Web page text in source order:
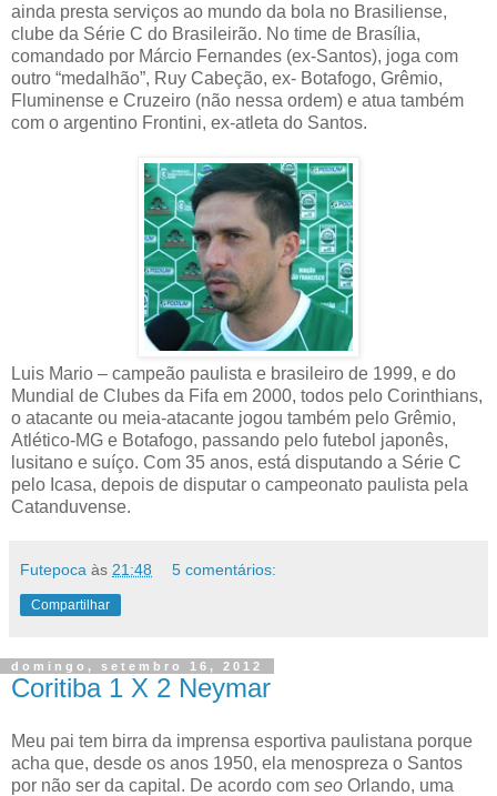
ainda presta serviços ao mundo da bola no Brasiliense,
clube da Série C do Brasileirão. No time de Brasília,
comandado por Márcio Fernandes (ex-Santos), joga com
outro “medalhão”, Ruy Cabeção, ex- Botafogo, Grêmio,
Fluminense e Cruzeiro (não nessa ordem) e atua também
com o argentino Frontini, ex-atleta do Santos.
Luis Mario – campeão paulista e brasileiro de 1999, e do
Mundial de Clubes da Fifa em 2000, todos pelo Corinthians,
o atacante ou meia-atacante jogou também pelo Grêmio,
Atlético-MG e Botafogo, passando pelo futebol japonês,
lusitano e suíço. Com 35 anos, está disputando a Série C
pelo Icasa, depois de disputar o campeonato paulista pela
Catanduvense.
Futepoca às 21:48 5 comentários:
Compartilhar
domingo, setembro 16, 2012
Coritiba 1 X 2 Neymar
Meu pai tem birra da imprensa esportiva paulistana porque
acha que, desde os anos 1950, ela menospreza o Santos
por não ser da capital. De acordo com seo Orlando, uma